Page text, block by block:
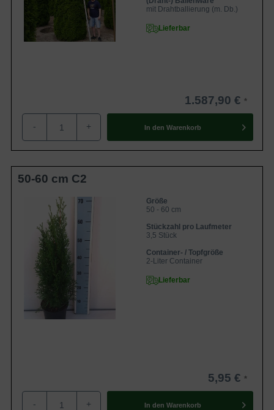
mit Drahtballierung (m. Db.)
Lieferbar
1.587,90 €
- + In den Warenkorb
50-60 cm C2
Größe
50 - 60 cm
Stückzahl pro Laufmeter
3,5 Stück
Container- / Topfgröße
2-Liter Container
Lieferbar
5,95 €
- + In den Warenkorb